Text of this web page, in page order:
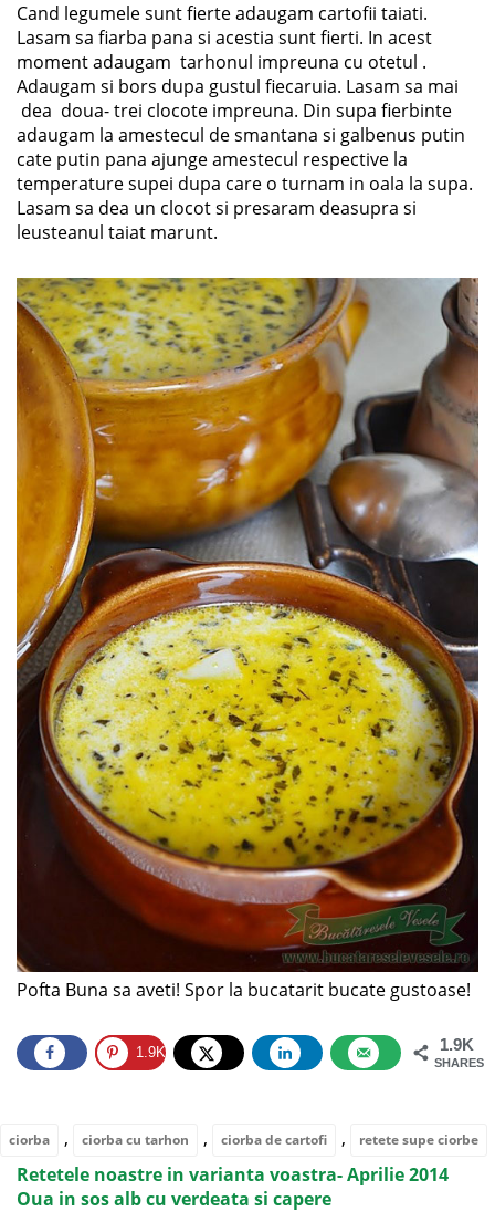
Cand legumele sunt fierte adaugam cartofii taiati.
Lasam sa fiarba pana si acestia sunt fierti. In acest
moment adaugam tarhonul impreuna cu otetul .
Adaugam si bors dupa gustul fiecaruia. Lasam sa mai
dea doua- trei clocote impreuna. Din supa fierbinte
adaugam la amestecul de smantana si galbenus putin
cate putin pana ajunge amestecul respective la
temperature supei dupa care o turnam in oala la supa.
Lasam sa dea un clocot si presaram deasupra si
leusteanul taiat marunt.
Pofta Buna sa aveti! Spor la bucatarit bucate gustoase!
1.9K
SHARES
1.9K
ciorba , ciorba cu tarhon , ciorba de cartofi , retete supe ciorbe
Retetele noastre in varianta voastra- Aprilie 2014
Oua in sos alb cu verdeata si capere